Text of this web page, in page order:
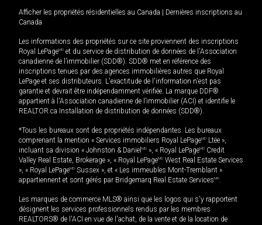
Afficher les propriétés résidentielles au Canada
Dernières inscriptions au
Canada
Les informations des propriétés sur ce site proviennent des inscriptions
Royal LePageMD et du service de distribution de données de l'Association
canadienne de l’immobilier (SDD®). SDD® met en référence des
inscriptions tenues par des agences immobilières autres que Royal
LePage et ses distributeurs. L'exactitude de l'information n'est pas
garantie et devrait être indépendamment vérifiée. La marque DDF®
appartient à l'Association canadienne de l’immobilier (ACI) et identifie le
REALTOR.ca Installation de distribution de données (SDD®).
*Tous les bureaux sont des propriétés indépendantes. Les bureaux
comprenant la mention « Services immobiliers Royal LePageMD Ltée »,
incluant sa division « Johnston & Daniel MD », « Royal LePageMD Credit
Valley Real Estate, Brokerage », « Royal LePageMD West Real Estate Services
», « Royal LePageMD Sussex », et « Les immeubles Mont-Tremblant »
appartiennent et sont gérés par Bridgemarq Real Estate ServicesMD.
Les marques de commerce MLS® ainsi que les logos qui s'y rapportent
désignent les services professionnels rendus par les membres
REALTORS® de l'ACI en vue de l'achat, de la vente et de la location de